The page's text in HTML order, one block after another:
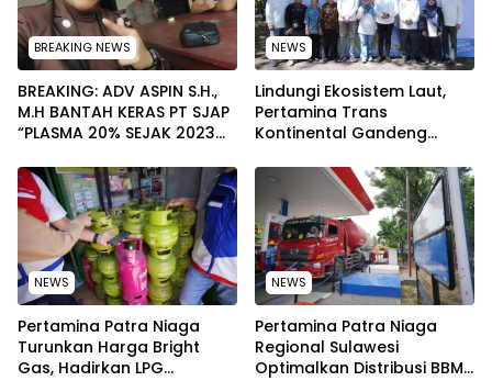
BREAKING NEWS
BREAKING: ADV ASPIN S.H.,
M.H BANTAH KERAS PT SJAP
“PLASMA 20% SEJAK 2023
WARGA WAWOONE!
NEWS
Lindungi Ekosistem Laut,
Pertamina Trans
Kontinental Gandeng
Kebersihan Pantai di
Bitung, Sulawesi
NEWS
Pertamina Patra Niaga
Turunkan Harga Bright
Gas, Hadirkan LPG
NEWS
Pertamina Patra Niaga
Regional Sulawesi
Optimalkan Distribusi BBM